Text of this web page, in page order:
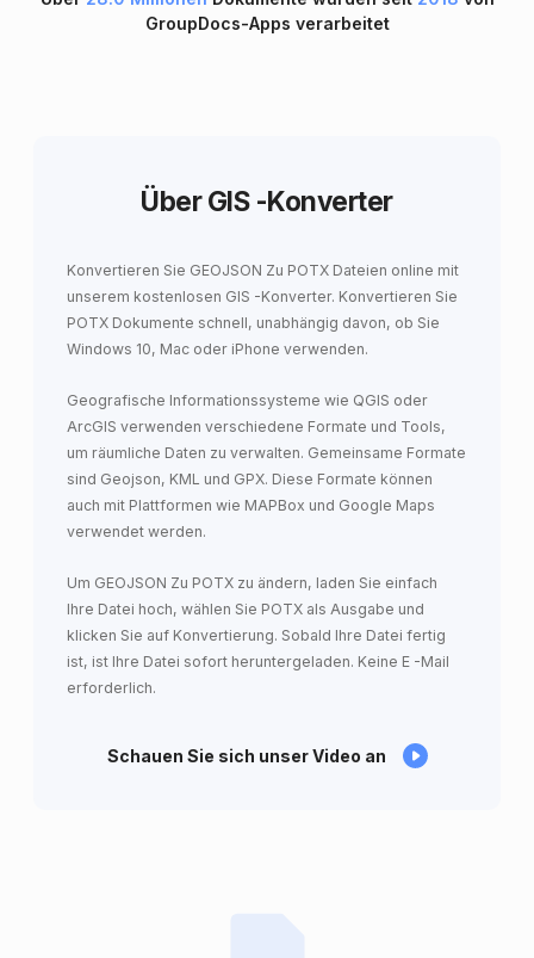
GroupDocs-Apps verarbeitet
Über GIS -Konverter
Konvertieren Sie GEOJSON Zu POTX Dateien online mit
unserem kostenlosen GIS -Konverter. Konvertieren Sie
POTX Dokumente schnell, unabhängig davon, ob Sie
Windows 10, Mac oder iPhone verwenden.
Geografische Informationssysteme wie QGIS oder
ArcGIS verwenden verschiedene Formate und Tools,
um räumliche Daten zu verwalten. Gemeinsame Formate
sind Geojson, KML und GPX. Diese Formate können
auch mit Plattformen wie MAPBox und Google Maps
verwendet werden.
Um GEOJSON Zu POTX zu ändern, laden Sie einfach
Ihre Datei hoch, wählen Sie POTX als Ausgabe und
klicken Sie auf Konvertierung. Sobald Ihre Datei fertig
ist, ist Ihre Datei sofort heruntergeladen. Keine E -Mail
erforderlich.
Schauen Sie sich unser Video an